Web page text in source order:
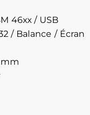
46xx / USB
/ Balance / Écran
mm